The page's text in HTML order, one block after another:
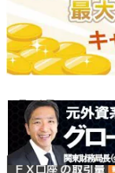
取引量とキャッ
っています。